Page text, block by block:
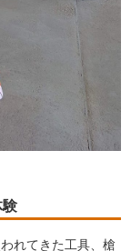
験
れてきた工具、槍